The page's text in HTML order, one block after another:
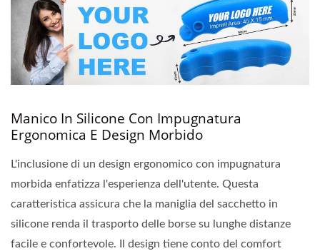
Manico In Silicone Con Impugnatura
Ergonomica E Design Morbido
L'inclusione di un design ergonomico con impugnatura
morbida enfatizza l'esperienza dell'utente. Questa
caratteristica assicura che la maniglia del sacchetto in
silicone renda il trasporto delle borse su lunghe distanze
facile e confortevole. Il design tiene conto del comfort